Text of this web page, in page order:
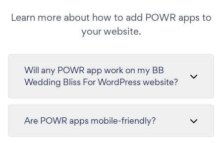
Learn more about how to add POWR apps to
your website.
Will any POWR app work on my BB
Wedding Bliss For WordPress website?
Are POWR apps mobile-friendly?